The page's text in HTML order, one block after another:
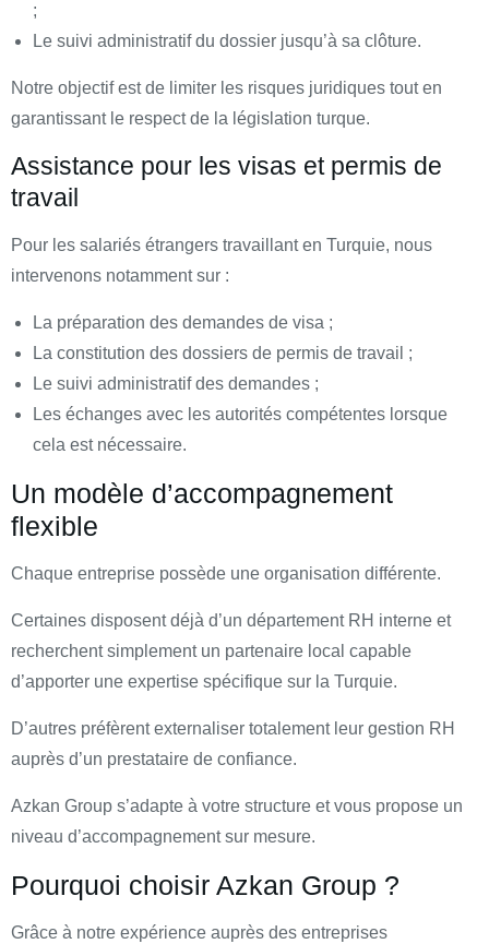
;
Le suivi administratif du dossier jusqu’à sa clôture.
Notre objectif est de limiter les risques juridiques tout en
garantissant le respect de la législation turque.
Assistance pour les visas et permis de
travail
Pour les salariés étrangers travaillant en Turquie, nous
intervenons notamment sur :
La préparation des demandes de visa ;
La constitution des dossiers de permis de travail ;
Le suivi administratif des demandes ;
Les échanges avec les autorités compétentes lorsque
cela est nécessaire.
Un modèle d’accompagnement
flexible
Chaque entreprise possède une organisation différente.
Certaines disposent déjà d’un département RH interne et
recherchent simplement un partenaire local capable
d’apporter une expertise spécifique sur la Turquie.
D’autres préfèrent externaliser totalement leur gestion RH
auprès d’un prestataire de confiance.
Azkan Group s’adapte à votre structure et vous propose un
niveau d’accompagnement sur mesure.
Pourquoi choisir Azkan Group ?
Grâce à notre expérience auprès des entreprises